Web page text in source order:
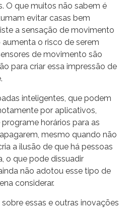
O que muitos não sabem é
evitar casas bem
a sensação de movimento
o risco de serem
de movimento são
para criar essa impressão de
inteligentes, que podem
por aplicativos,
horários para as
mesmo quando não
a ilusão de que há pessoas
o que pode dissuadir
não adotou esse tipo de
considerar.
essas e outras inovações